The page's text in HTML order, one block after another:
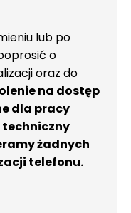
lub po
o
oraz do
na dostęp
dla pracy
techniczny
żadnych
telefonu.